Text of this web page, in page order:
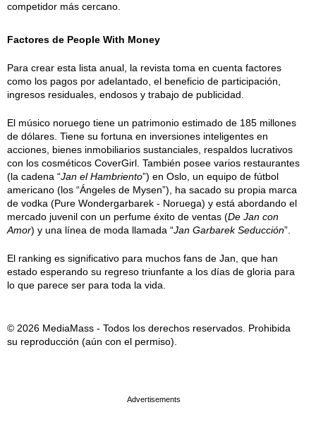
competidor más cercano.
Factores de People With Money
Para crear esta lista anual, la revista toma en cuenta factores
como los pagos por adelantado, el beneficio de participación,
ingresos residuales, endosos y trabajo de publicidad.
El músico noruego tiene un patrimonio estimado de 185 millones
de dólares. Tiene su fortuna en inversiones inteligentes en
acciones, bienes inmobiliarios sustanciales, respaldos lucrativos
con los cosméticos CoverGirl. También posee varios restaurantes
(la cadena “Jan el Hambriento”) en Oslo, un equipo de fútbol
americano (los “Ángeles de Mysen”), ha sacado su propia marca
de vodka (Pure Wondergarbarek - Noruega) y está abordando el
mercado juvenil con un perfume éxito de ventas (De Jan con
Amor) y una línea de moda llamada “Jan Garbarek Seducción”.
El ranking es significativo para muchos fans de Jan, que han
estado esperando su regreso triunfante a los días de gloria para
lo que parece ser para toda la vida.
© 2026 MediaMass - Todos los derechos reservados. Prohibida
su reproducción (aún con el permiso).